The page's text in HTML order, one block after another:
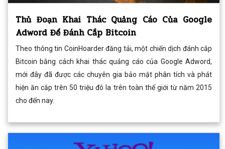
Thủ Đoạn Khai Thác Quảng Cáo Của Google
Adword Để Đánh Cắp Bitcoin
Theo thông tin CoinHoarder đăng tải, một chiến dịch đánh cắp
Bitcoin bằng cách khai thác quảng cáo của Google Adword,
mới đây đã được các chuyên gia bảo mật phân tích và phát
hiện ăn cắp trên 50 triệu đô la trên toàn thế giới từ năm 2015
cho đến nay.